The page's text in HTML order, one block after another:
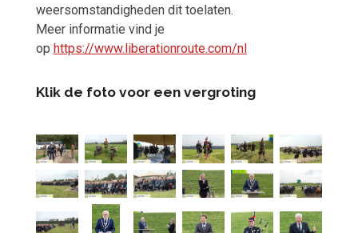
weersomstandigheden dit toelaten.
Meer informatie vind je
op https://www.liberationroute.com/nl
Klik de foto voor een vergroting